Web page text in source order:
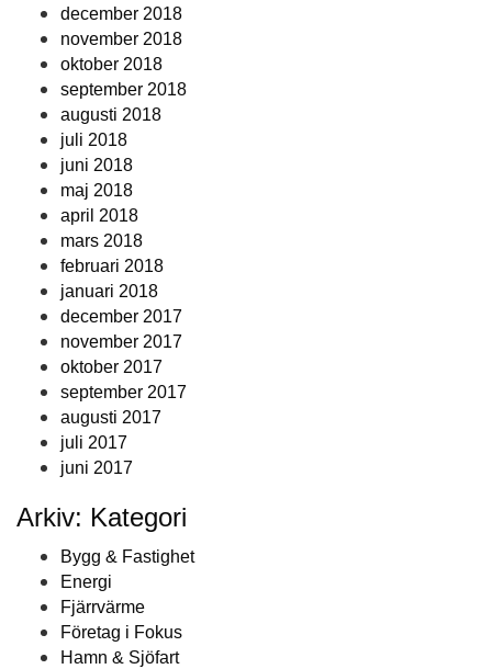
december 2018
november 2018
oktober 2018
september 2018
augusti 2018
juli 2018
juni 2018
maj 2018
april 2018
mars 2018
februari 2018
januari 2018
december 2017
november 2017
oktober 2017
september 2017
augusti 2017
juli 2017
juni 2017
Arkiv: Kategori
Bygg & Fastighet
Energi
Fjärrvärme
Företag i Fokus
Hamn & Sjöfart